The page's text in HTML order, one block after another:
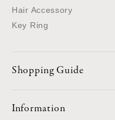
Hair Accessory
Key Ring
Shopping Guide
Information